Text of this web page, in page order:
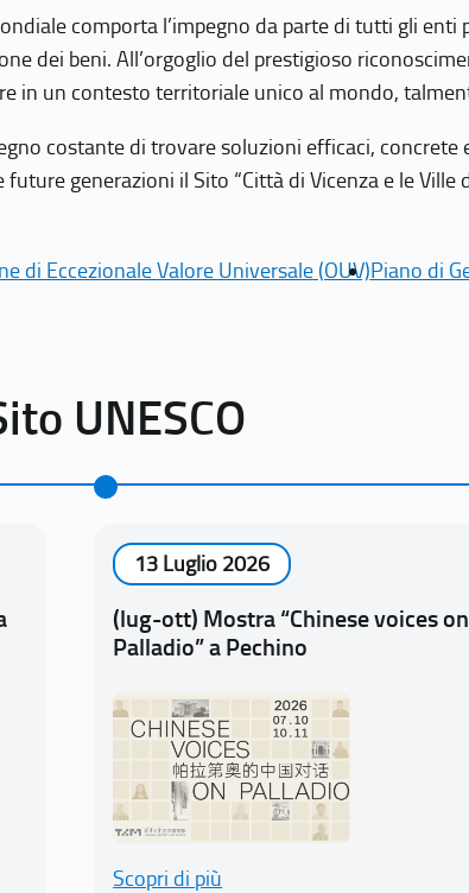
comporta l’impegno da parte di tutti gli
dei beni. All’orgoglio del prestigioso
in un contesto territoriale unico al mondo,
costante di trovare soluzioni efficaci,
generazioni il Sito “Città di Vicenza e le
di Eccezionale Valore Universale (OUV)Piano di
UNESCO
13 Luglio 2026
(lug-ott) Mostra “Chinese voices on
Palladio” a Pechino
Scopri di più